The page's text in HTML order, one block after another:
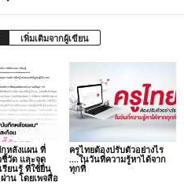
เพิ่มเติมจากผู้เขียน
หลังแผน ที่
วัด และจุด
รียนรู้ ที่ใช้ยื่น
าน โดยเพจสื่อ
ครูไทยต้องปรับตัวอย่างไร
….ในวันที่ความรู้หาได้จาก
ทุกที่